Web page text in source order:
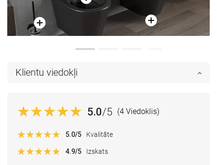
Klientu viedokļi
5.0/5 (4 Viedoklis)
5.0/5 Kvalitāte
4.9/5 Izskats